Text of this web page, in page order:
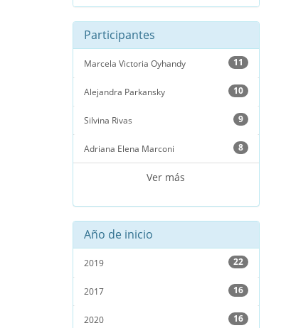
Participantes
Marcela Victoria Oyhandy 11
Alejandra Parkansky 10
Silvina Rivas 9
Adriana Elena Marconi 8
Ver más
Año de inicio
2019 22
2017 16
2020 16